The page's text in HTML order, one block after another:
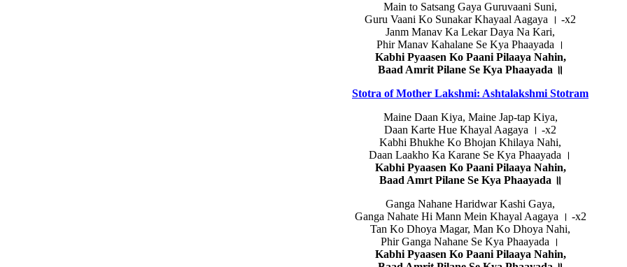
Main to Satsang Gaya Guruvaani Suni,
Guru Vaani Ko Sunakar Khayaal Aagaya । -x2
Janm Manav Ka Lekar Daya Na Kari,
Phir Manav Kahalane Se Kya Phaayada ।
Kabhi Pyaasen Ko Paani Pilaaya Nahin,
Baad Amrit Pilane Se Kya Phaayada ॥
Stotra of Mother Lakshmi: Ashtalakshmi Stotram
Maine Daan Kiya, Maine Jap-tap Kiya,
Daan Karte Hue Khayal Aagaya । -x2
Kabhi Bhukhe Ko Bhojan Khilaya Nahi,
Daan Laakho Ka Karane Se Kya Phaayada ।
Kabhi Pyaasen Ko Paani Pilaaya Nahin,
Baad Amrt Pilane Se Kya Phaayada ॥
Ganga Nahane Haridwar Kashi Gaya,
Ganga Nahate Hi Mann Mein Khayal Aagaya । -x2
Tan Ko Dhoya Magar, Man Ko Dhoya Nahi,
Phir Ganga Nahane Se Kya Phaayada ।
Kabhi Pyaasen Ko Paani Pilaaya Nahin,